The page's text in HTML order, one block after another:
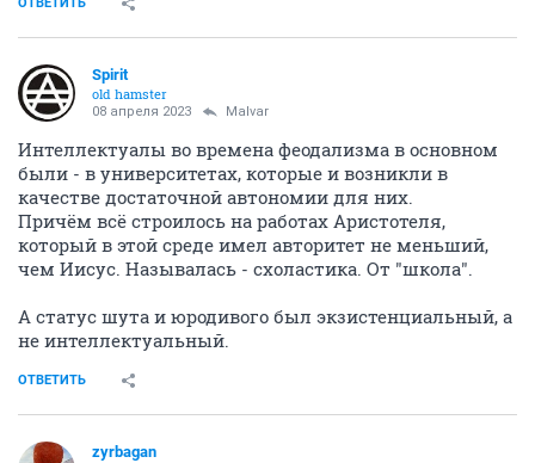
Spirit
old hamster
08 апреля 2023 Malvar
Интеллектуалы во времена феодализма в основном
были - в университетах, которые и возникли в
качестве достаточной автономии для них.
Причём всё строилось на работах Аристотеля,
который в этой среде имел авторитет не меньший,
чем Иисус. Называлась - схоластика. От "школа".
А статус шута и юродивого был экзистенциальный, а
не интеллектуальный.
ОТВЕТИТЬ
zyrbagan